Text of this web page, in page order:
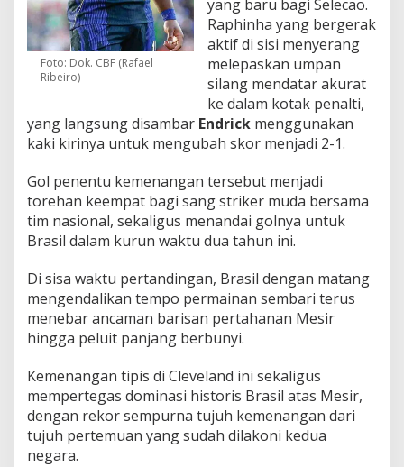
Foto: Dok. CBF (Rafael
Ribeiro)
yang baru bagi Selecao.
Raphinha yang bergerak
aktif di sisi menyerang
melepaskan umpan
silang mendatar akurat
ke dalam kotak penalti,
yang langsung disambar Endrick menggunakan
kaki kirinya untuk mengubah skor menjadi 2-1.
Gol penentu kemenangan tersebut menjadi
torehan keempat bagi sang striker muda bersama
tim nasional, sekaligus menandai golnya untuk
Brasil dalam kurun waktu dua tahun ini.
Di sisa waktu pertandingan, Brasil dengan matang
mengendalikan tempo permainan sembari terus
menebar ancaman barisan pertahanan Mesir
hingga peluit panjang berbunyi.
Kemenangan tipis di Cleveland ini sekaligus
mempertegas dominasi historis Brasil atas Mesir,
dengan rekor sempurna tujuh kemenangan dari
tujuh pertemuan yang sudah dilakoni kedua
negara.